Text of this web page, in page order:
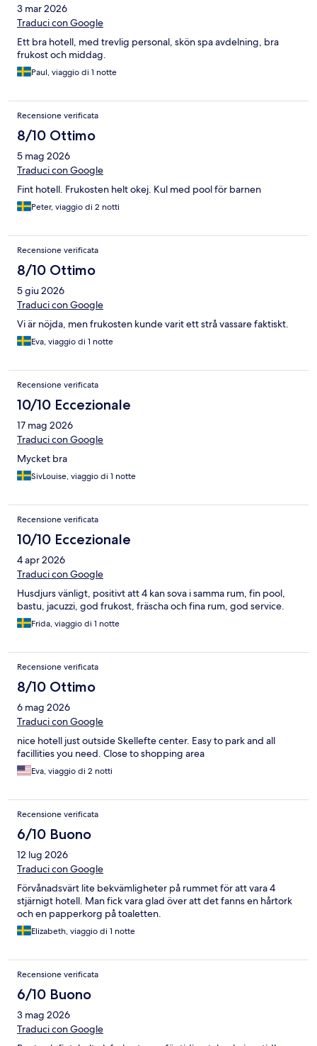
3 mar 2026
Traduci con Google
Ett bra hotell, med trevlig personal, skön spa avdelning, bra
frukost och middag.
Paul, viaggio di 1 notte
Recensione verificata
8/10 Ottimo
5 mag 2026
Traduci con Google
Fint hotell. Frukosten helt okej. Kul med pool för barnen
Peter, viaggio di 2 notti
Recensione verificata
8/10 Ottimo
5 giu 2026
Traduci con Google
Vi är nöjda, men frukosten kunde varit ett strå vassare faktiskt.
Eva, viaggio di 1 notte
Recensione verificata
10/10 Eccezionale
17 mag 2026
Traduci con Google
Mycket bra
SivLouise, viaggio di 1 notte
Recensione verificata
10/10 Eccezionale
4 apr 2026
Traduci con Google
Husdjurs vänligt, positivt att 4 kan sova i samma rum, fin pool,
bastu, jacuzzi, god frukost, fräscha och fina rum, god service.
Frida, viaggio di 1 notte
Recensione verificata
8/10 Ottimo
6 mag 2026
Traduci con Google
nice hotell just outside Skellefte center. Easy to park and all
facillities you need. Close to shopping area
Eva, viaggio di 2 notti
Recensione verificata
6/10 Buono
12 lug 2026
Traduci con Google
Förvånadsvärt lite bekvämligheter på rummet för att vara 4
stjärnigt hotell. Man fick vara glad över att det fanns en hårtork
och en papperkorg på toaletten.
Elizabeth, viaggio di 1 notte
Recensione verificata
6/10 Buono
3 mag 2026
Traduci con Google